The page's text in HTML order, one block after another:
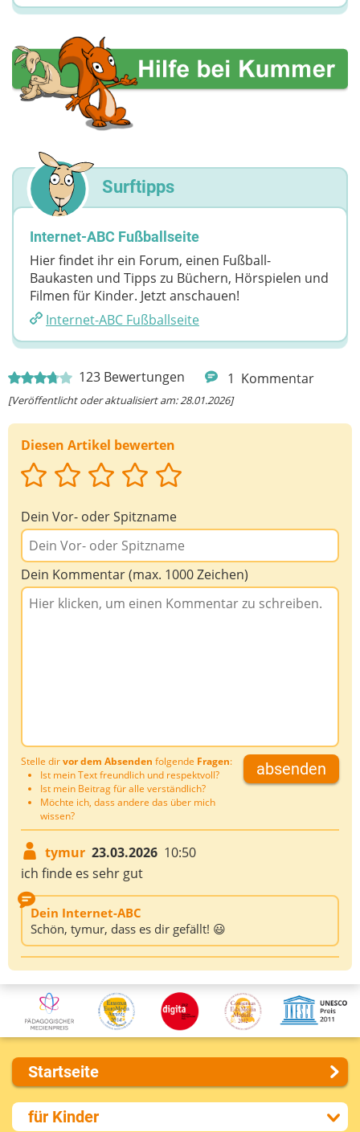
123 Bewertungen 1 Kommentar
[Veröffentlicht oder aktualisiert am: 28.01.2026]
Diesen Artikel bewerten
Dein Vor- oder Spitzname
Dein Kommentar (max. 1000 Zeichen)
Stelle dirvor dem Absenden folgende Fragen:
Ist mein Text freundlich und respektvoll?
Ist mein Beitrag für alle verständlich?
Möchte ich, dass andere das über mich
wissen?
absenden
tymur 23.03.2026 10:50
ich finde es sehr gut
Dein Internet-ABC
Schön, tymur, dass es dir gefällt! 😃
Surftipps
Internet-ABC Fußballseite
Hier findet ihr ein Forum, einen Fußball-
Baukasten und Tipps zu Büchern, Hörspielen und
Filmen für Kinder. Jetzt anschauen!
Internet-ABC Fußballseite
Startseite
Über uns
für Kinder